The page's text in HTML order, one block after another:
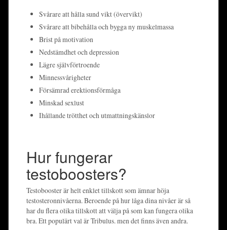
Svårare att hålla sund vikt (övervikt)
Svårare att bibehålla och bygga ny muskelmassa
Brist på motivation
Nedstämdhet och depression
Lägre självförtroende
Minnessvårigheter
Försämrad erektionsförmåga
Minskad sexlust
Ihållande trötthet och utmattningskänslor
Hur fungerar
testoboosters?
Testobooster är helt enklet tillskott som ämnar höja
testosteronnivåerna. Beroende på hur låga dina nivåer är så
har du flera olika tillskott att välja på som kan fungera olika
bra. Ett populärt val är Tribulus. men det finns även andra.